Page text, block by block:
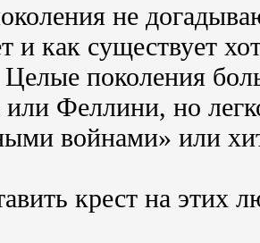
не
и как существует
поколения
Феллини, но
войнами» или
крест на этих